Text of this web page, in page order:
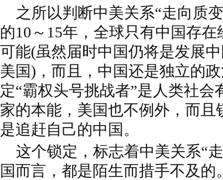
之所以判断中美关系“走向质
的10～15年，全球只有中国存
可能(虽然届时中国仍将是发展
美国)，而且，中国还是独立的
定“霸权头号挑战者”是人类社
家的本能，美国也不例外，而
是追赶自己的中国。
这个锁定，标志着中美关系“
国而言，都是陌生而措手不及